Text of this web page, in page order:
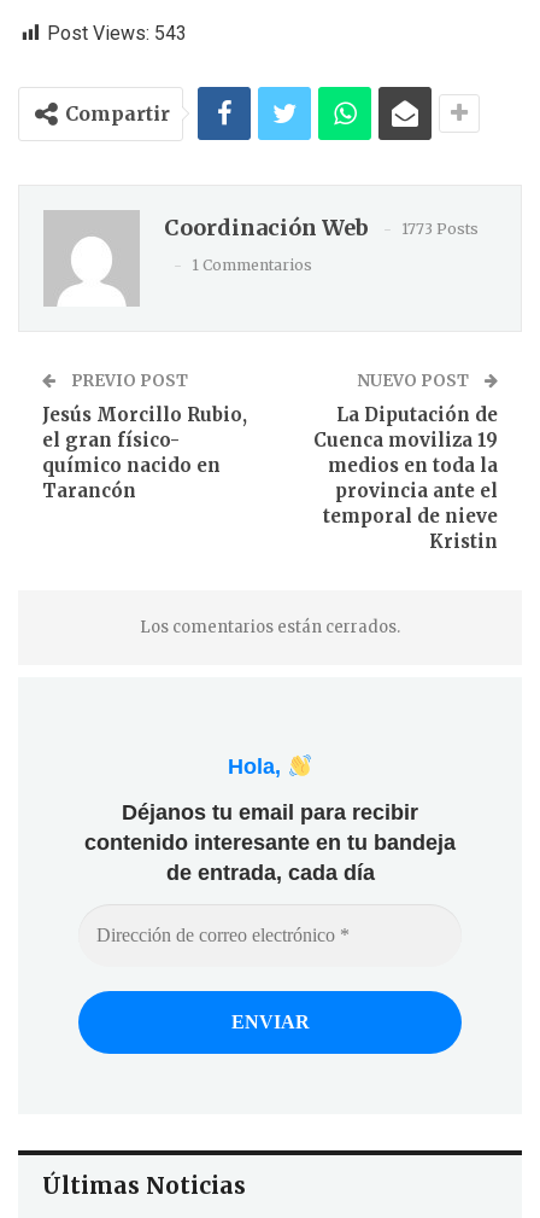
Post Views: 543
Compartir
Coordinación Web
1773 Posts
1 Commentarios
PREVIO POST
Jesús Morcillo Rubio,
el gran físico-
químico nacido en
Tarancón
NUEVO POST
La Diputación de
Cuenca moviliza 19
medios en toda la
provincia ante el
temporal de nieve
Kristin
Los comentarios están cerrados.
Hola,
Déjanos tu email para recibir
contenido interesante en tu bandeja
de entrada, cada día
Últimas Noticias